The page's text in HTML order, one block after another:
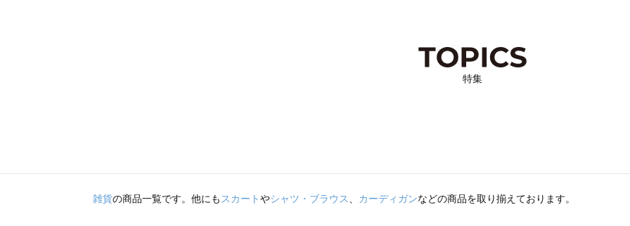
特集
雑貨の商品一覧です。他にも スカートやシャツ・ブラウス カーディガンなどの商品を取り揃えております。